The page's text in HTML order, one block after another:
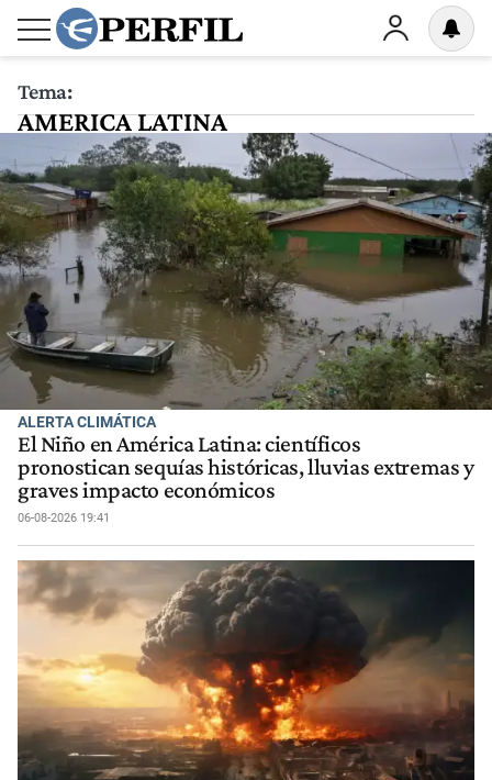
Tema:
AMERICA LATINA
ALERTA CLIMÁTICA
El Niño en América Latina: científicos
pronostican sequías históricas, lluvias extremas y
graves impacto económicos
06-08-2026 19:41